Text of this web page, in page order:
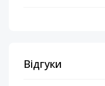
Відгуки